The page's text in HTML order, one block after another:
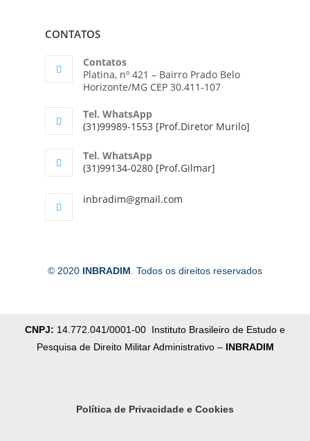
CONTATOS
Contatos
Platina, nº 421 – Bairro Prado Belo
Horizonte/MG CEP 30.411-107
Tel. WhatsApp
(31)99989-1553 [Prof.Diretor Murilo]
Tel. WhatsApp
(31)99134-0280 [Prof.Gilmar]
inbradim@gmail.com
© 2020 INBRADIM . Todos os direitos reservados
CNPJ: 14.772.041/0001-00 Instituto Brasileiro de Estudo e
Pesquisa de Direito Militar Administrativo – INBRADIM
Política de Privacidade e Cookies